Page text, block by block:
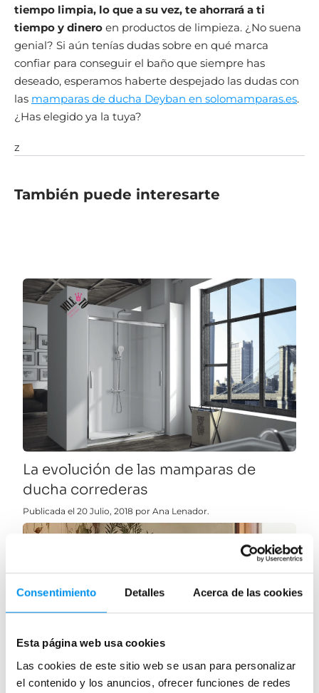
Consentimiento Detalles Acerca de las cookies
Esta página web usa cookies
Las cookies de este sitio web se usan para personalizar
el contenido y los anuncios, ofrecer funciones de redes
tiempo limpia, lo que a su vez, te ahorrará a ti
tiempo y dinero en productos de limpieza. ¿No suena
genial? Si aún tenías dudas sobre en qué marca
confiar para conseguir el baño que siempre has
deseado, esperamos haberte despejado las dudas con
las mamparas de ducha Deyban en solomamparas.es.
¿Has elegido ya la tuya?
z
También puede interesarte
La evolución de las mamparas de
ducha correderas
Publicada el 20 Julio, 2018 por Ana Lenador.